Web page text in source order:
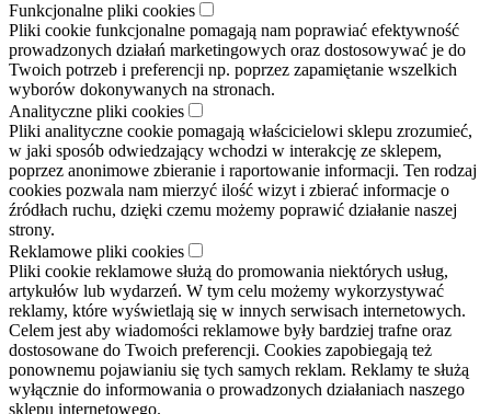
Funkcjonalne pliki cookies
Pliki cookie funkcjonalne pomagają nam poprawiać efektywność
prowadzonych działań marketingowych oraz dostosowywać je do
Twoich potrzeb i preferencji np. poprzez zapamiętanie wszelkich
wyborów dokonywanych na stronach.
Analityczne pliki cookies
Pliki analityczne cookie pomagają właścicielowi sklepu zrozumieć,
w jaki sposób odwiedzający wchodzi w interakcję ze sklepem,
poprzez anonimowe zbieranie i raportowanie informacji. Ten rodzaj
cookies pozwala nam mierzyć ilość wizyt i zbierać informacje o
źródłach ruchu, dzięki czemu możemy poprawić działanie naszej
strony.
Reklamowe pliki cookies
Pliki cookie reklamowe służą do promowania niektórych usług,
artykułów lub wydarzeń. W tym celu możemy wykorzystywać
reklamy, które wyświetlają się w innych serwisach internetowych.
Celem jest aby wiadomości reklamowe były bardziej trafne oraz
dostosowane do Twoich preferencji. Cookies zapobiegają też
ponownemu pojawianiu się tych samych reklam. Reklamy te służą
wyłącznie do informowania o prowadzonych działaniach naszego
sklepu internetowego.